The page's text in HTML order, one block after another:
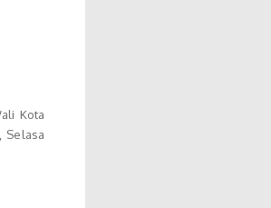
Kota
Selasa